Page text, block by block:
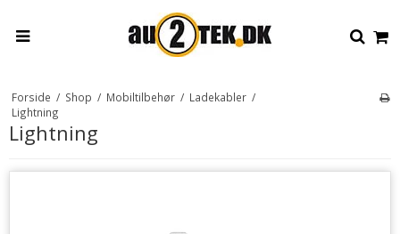
Forside / Shop / Mobiltilbehør / Ladekabler /
Lightning
Lightning